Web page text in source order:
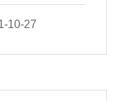
10-27